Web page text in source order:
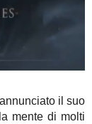
il suo
mente di molti